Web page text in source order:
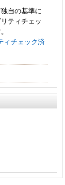
自の基準に
ティチェッ
ィチェック済